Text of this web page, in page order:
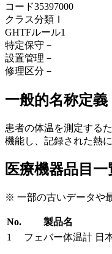
コード35397000
クラス分類 Ⅰ
GHTFルール1
特定保守 －
設置管理 －
修理区分 －
一般的名称定義
患者の体温を測定する
機能し、記録された熱
医療機器品目一
※ 一部の古いデータや
No. 製品名
1
フェバー体温計 日